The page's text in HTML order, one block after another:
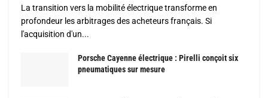
La transition vers la mobilité électrique transforme en
profondeur les arbitrages des acheteurs français. Si
l'acquisition d'un...
Porsche Cayenne électrique : Pirelli conçoit six
pneumatiques sur mesure